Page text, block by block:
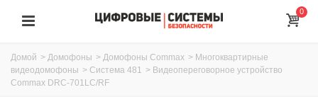
0
Домой > Домофоны > Домофоны Commax > Многоквартирные
видеодомофоны > Система 481 > Видеопереговорное устройство
Commax DRC-701LC/RF